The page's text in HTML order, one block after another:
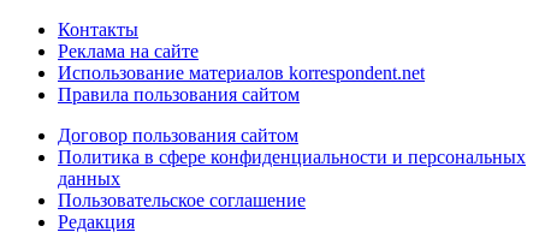
Контакты
Реклама на сайте
Использование материалов korrespondent.net
Правила пользования сайтом
Договор пользования сайтом
Политика в сфере конфиденциальности и персональных
данных
Пользовательское соглашение
Редакция